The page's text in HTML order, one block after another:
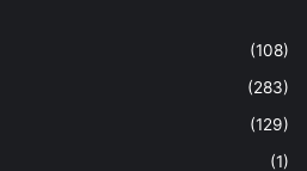
(108)
(283)
(129)
(1)